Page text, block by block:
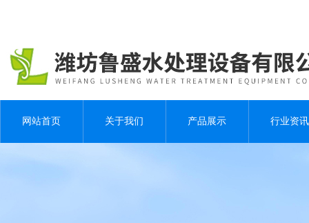
网站首页 关于我们 产品展示 行业资讯